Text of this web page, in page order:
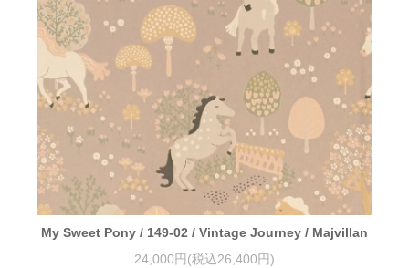
My Sweet Pony / 149-02 / Vintage Journey / Majvillan
24,000円(税込26,400円)